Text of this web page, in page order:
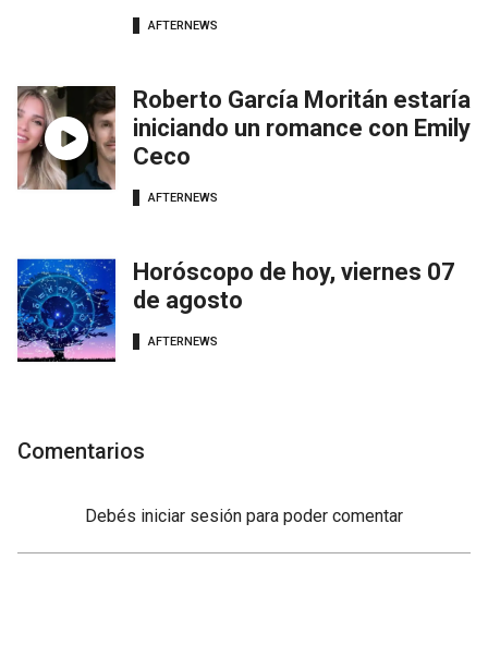
AFTERNEWS
Roberto García Moritán estaría
iniciando un romance con Emily
Ceco
AFTERNEWS
Horóscopo de hoy, viernes 07
de agosto
AFTERNEWS
Comentarios
Debés iniciar sesión para poder comentar